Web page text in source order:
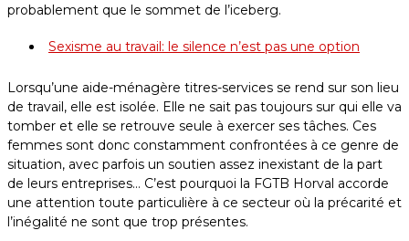
probablement que le sommet de l’iceberg.
Sexisme au travail: le silence n’est pas une option
Lorsqu’une aide-ménagère titres-services se rend sur son lieu
de travail, elle est isolée. Elle ne sait pas toujours sur qui elle va
tomber et elle se retrouve seule à exercer ses tâches. Ces
femmes sont donc constamment confrontées à ce genre de
situation, avec parfois un soutien assez inexistant de la part
de leurs entreprises… C’est pourquoi la FGTB Horval accorde
une attention toute particulière à ce secteur où la précarité et
l’inégalité ne sont que trop présentes.